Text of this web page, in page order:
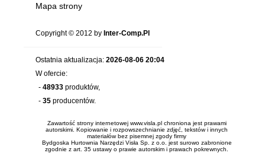
Mapa strony
Copyright © 2012 by Inter-Comp.Pl
Ostatnia aktualizacja: 2026-08-06 20:04
W ofercie:
- 48933 produktów,
- 35 producentów.
Zawartość strony internetowej www.visla.pl chroniona jest prawami
autorskimi. Kopiowanie i rozpowszechnianie zdjęć, tekstów i innych
materiałów bez pisemnej zgody firmy
Bydgoska Hurtownia Narzędzi Visła Sp. z o.o. jest surowo zabronione
zgodnie z art. 35 ustawy o prawie autorskim i prawach pokrewnych.